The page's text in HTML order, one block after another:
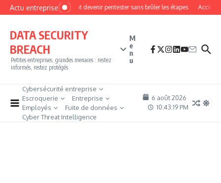
Aller au contenu
Actu entrepriseComment devenir pentester sans brûler les étapes Accès
DATA SECURITY
BREACH
Petites entreprises, grandes menaces : restez
informés, restez protégés
M
e
n
u
Cybersécurité entreprise
Escroquerie
Entreprise
Employés
Fuite de données
Cyber Threat Intelligence
6 août 2026
10:43:20 PM